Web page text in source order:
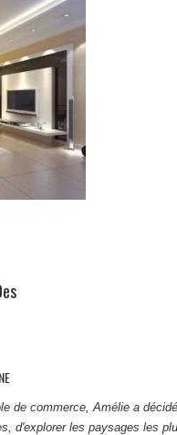
de commerce, Amélie a
d'explorer les paysages les